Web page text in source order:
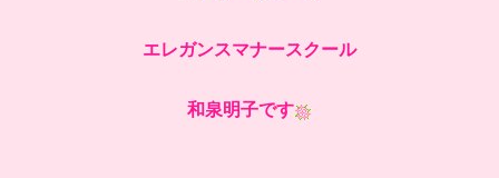
エレガンスマナースクール
和泉明子です